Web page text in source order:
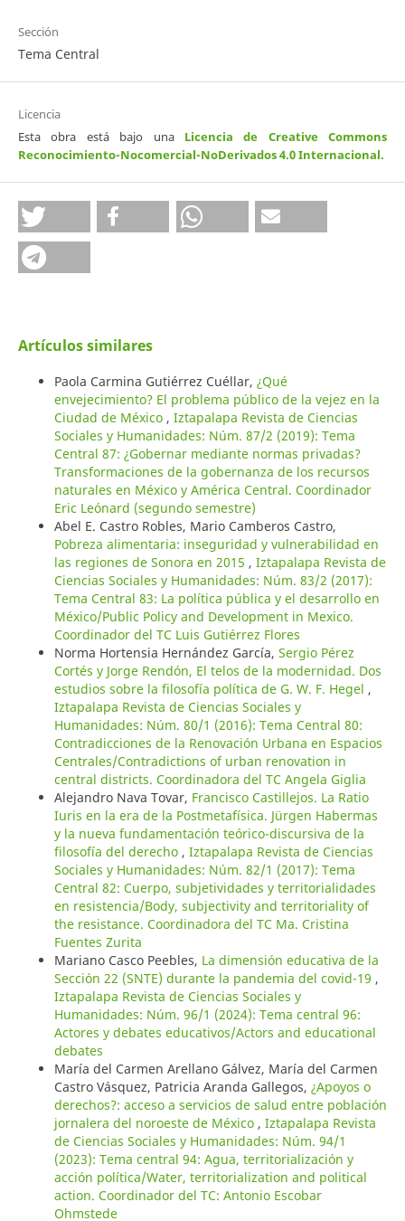
Sección
Tema Central
Licencia
Esta obra está bajo una Licencia de Creative Commons
Reconocimiento-Nocomercial-NoDerivados 4.0 Internacional.
Artículos similares
Paola Carmina Gutiérrez Cuéllar, ¿Qué
envejecimiento? El problema público de la vejez en la
Ciudad de México , Iztapalapa Revista de Ciencias
Sociales y Humanidades: Núm. 87/2 (2019): Tema
Central 87: ¿Gobernar mediante normas privadas?
Transformaciones de la gobernanza de los recursos
naturales en México y América Central. Coordinador
Eric Leónard (segundo semestre)
Abel E. Castro Robles, Mario Camberos Castro,
Pobreza alimentaria: inseguridad y vulnerabilidad en
las regiones de Sonora en 2015 , Iztapalapa Revista de
Ciencias Sociales y Humanidades: Núm. 83/2 (2017):
Tema Central 83: La política pública y el desarrollo en
México/Public Policy and Development in Mexico.
Coordinador del TC Luis Gutiérrez Flores
Norma Hortensia Hernández García, Sergio Pérez
Cortés y Jorge Rendón, El telos de la modernidad. Dos
estudios sobre la filosofía política de G. W. F. Hegel ,
Iztapalapa Revista de Ciencias Sociales y
Humanidades: Núm. 80/1 (2016): Tema Central 80:
Contradicciones de la Renovación Urbana en Espacios
Centrales/Contradictions of urban renovation in
central districts. Coordinadora del TC Angela Giglia
Alejandro Nava Tovar, Francisco Castillejos. La Ratio
Iuris en la era de la Postmetafísica. Jürgen Habermas
y la nueva fundamentación teórico-discursiva de la
filosofía del derecho , Iztapalapa Revista de Ciencias
Sociales y Humanidades: Núm. 82/1 (2017): Tema
Central 82: Cuerpo, subjetividades y territorialidades
en resistencia/Body, subjectivity and territoriality of
the resistance. Coordinadora del TC Ma. Cristina
Fuentes Zurita
Mariano Casco Peebles, La dimensión educativa de la
Sección 22 (SNTE) durante la pandemia del covid-19 ,
Iztapalapa Revista de Ciencias Sociales y
Humanidades: Núm. 96/1 (2024): Tema central 96:
Actores y debates educativos/Actors and educational
debates
María del Carmen Arellano Gálvez, María del Carmen
Castro Vásquez, Patricia Aranda Gallegos, ¿Apoyos o
derechos?: acceso a servicios de salud entre población
jornalera del noroeste de México , Iztapalapa Revista
de Ciencias Sociales y Humanidades: Núm. 94/1
(2023): Tema central 94: Agua, territorialización y
acción política/Water, territorialization and political
action. Coordinador del TC: Antonio Escobar
Ohmstede